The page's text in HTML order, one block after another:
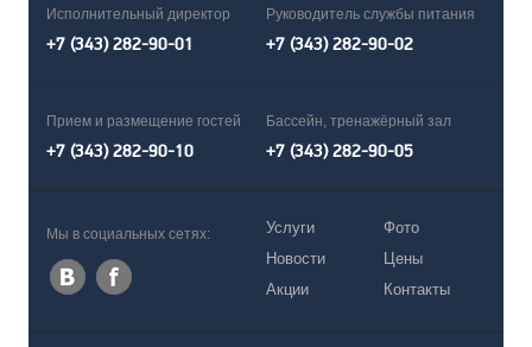
Исполнительный директор
+7 (343) 282-90-01
Руководитель службы питания
+7 (343) 282-90-02
Прием и размещение гостей
+7 (343) 282-90-10
Бассейн, тренажёрный зал
+7 (343) 282-90-05
Мы в социальных сетях:
Услуги
Новости
Акции
Фото
Цены
Контакты